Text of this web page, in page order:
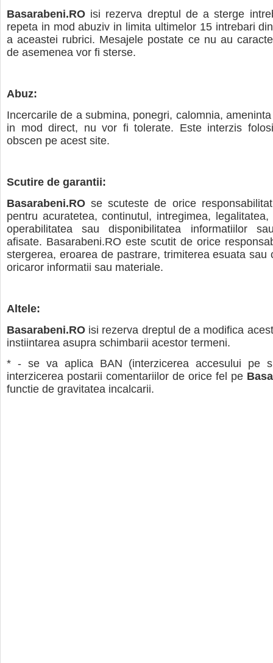
Basarabeni.RO isi rezerva dreptul de a sterge
repeta in mod abuziv in limita ultimelor 15 intrebari
a aceastei rubrici. Mesajele postate ce nu au
de asemenea vor fi sterse.
Abuz:
Incercarile de a submina, ponegri, calomnia,
in mod direct, nu vor fi tolerate. Este interzis
obscen pe acest site.
Scutire de garantii:
Basarabeni.RO se scuteste de orice
pentru acuratetea, continutul, intregimea,
operabilitatea sau disponibilitatea informatiilor
afisate. Basarabeni.RO este scutit de orice
stergerea, eroarea de pastrare, trimiterea esuata sau
oricaror informatii sau materiale.
Altele:
Basarabeni.RO isi rezerva dreptul de a modifica
instiintarea asupra schimbarii acestor termeni.
* - se va aplica BAN (interzicerea accesului pe
interzicerea postarii comentariilor de orice fel pe
functie de gravitatea incalcarii.